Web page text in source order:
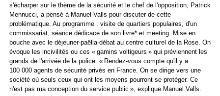
s'écharper sur le thème de la sécurité et le chef de l'opposition, Patrick
Mennucci, a pensé à Manuel Valls pour discuter de cette
problématique. Au programme : visite de quartiers populaires, d'un
commissariat, séance dédicace de son livre* et meeting. Mise en
bouche avec le déjeuner-paëlla-débat au centre culturel de la Rose. On
évoque les incivilités ou ces « gamins voltigeurs » qui préviennent les
grands de l'arrivée de la police. « Rendez-vous compte qu'il y a
100 000 agents de sécurité privés en France. On se dirige vers une
société où seuls ceux qui ont les moyens pourront se protéger. Ce
n'est pas ma conception du service public », explique Manuel Valls.